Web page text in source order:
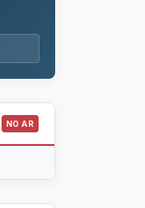
NO AR